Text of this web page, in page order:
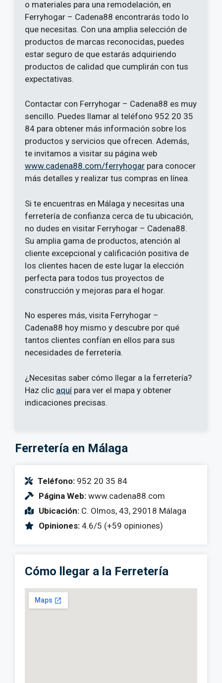
o materiales para una remodelación, en
Ferryhogar – Cadena88 encontrarás todo lo
que necesitas. Con una amplia selección de
productos de marcas reconocidas, puedes
estar seguro de que estarás adquiriendo
productos de calidad que cumplirán con tus
expectativas.
Contactar con Ferryhogar – Cadena88 es muy
sencillo. Puedes llamar al teléfono 952 20 35
84 para obtener más información sobre los
productos y servicios que ofrecen. Además,
te invitamos a visitar su página web
www.cadena88.com/ferryhogar para conocer
más detalles y realizar tus compras en línea.
Si te encuentras en Málaga y necesitas una
ferretería de confianza cerca de tu ubicación,
no dudes en visitar Ferryhogar – Cadena88.
Su amplia gama de productos, atención al
cliente excepcional y calificación positiva de
los clientes hacen de este lugar la elección
perfecta para todos tus proyectos de
construcción y mejoras para el hogar.
No esperes más, visita Ferryhogar –
Cadena88 hoy mismo y descubre por qué
tantos clientes confían en ellos para sus
necesidades de ferretería.
¿Necesitas saber cómo llegar a la ferretería?
Haz clic aquí para ver el mapa y obtener
indicaciones precisas.
Ferretería en Málaga
Teléfono: 952 20 35 84
Página Web: www.cadena88.com
Ubicación: C. Olmos, 43, 29018 Málaga
Opiniones: 4.6/5 (+59 opiniones)
Cómo llegar a la Ferretería